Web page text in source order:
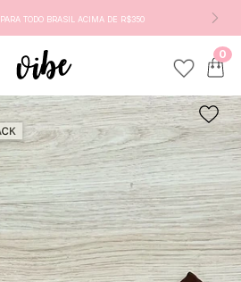
PARA TODO BRASIL ACIMA DE R$350
0